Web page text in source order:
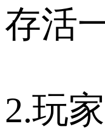
存活
2.玩